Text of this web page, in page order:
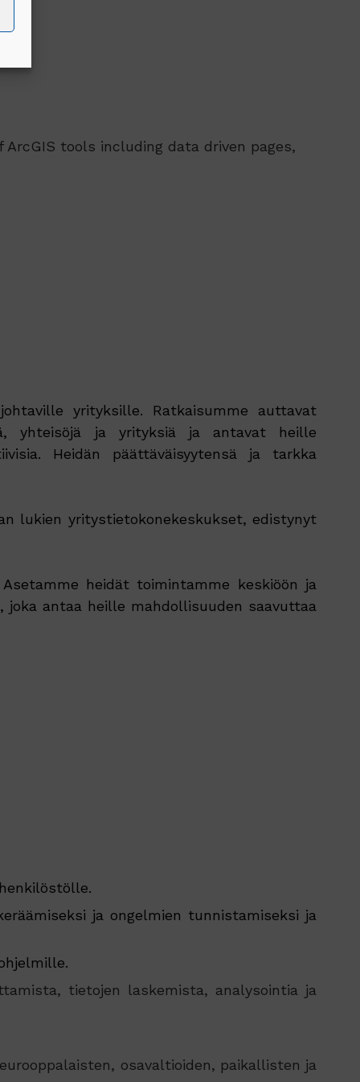
ArcGIS tools including data driven pages,
yrityksille. Ratkaisumme auttavat
yhteisöjä ja yrityksiä ja antavat heille
Heidän päättäväisyytensä ja tarkka
lukien yritystietokonekeskukset, edistynyt
heidät toimintamme keskiöön ja
antaa heille mahdollisuuden saavuttaa
ja ongelmien tunnistamiseksi ja
tietojen laskemista, analysointia ja
osavaltioiden, paikallisten ja